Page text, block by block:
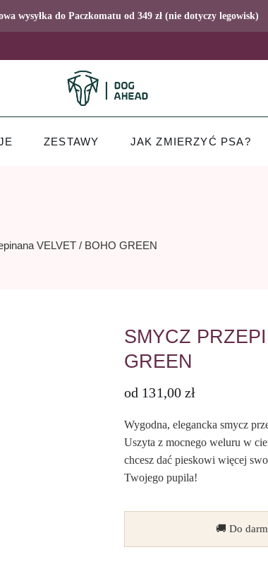
wysyłka do Paczkomatu od 349 zł (nie dotyczy legowisk)
ZESTAWY JAK ZMIERZYĆ PSA?
VELVET / BOHO GREEN
SMYCZ
GREEN
od 131,00 zł
Wygodna, elegancka smycz
Uszyta z mocnego weluru w
chcesz dać pieskowi więcej
Twojego pupila!
🚚 Do